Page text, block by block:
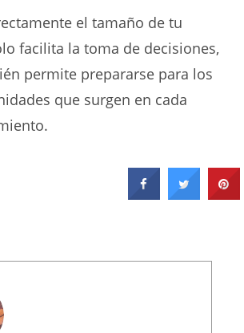
el tamaño de tu
facilita la toma de decisiones,
permite prepararse para los
que surgen en cada